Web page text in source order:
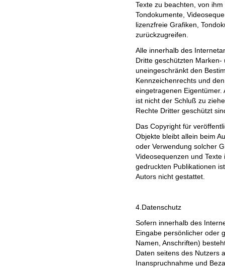
Texte zu beachten, von
Tondokumente,
lizenzfreie Grafiken,
zurückzugreifen.
Alle innerhalb des
Dritte geschützten
uneingeschränkt den
Kennzeichenrechts und
eingetragenen
ist nicht der Schluß zu
Rechte Dritter geschützt
Das Copyright für
Objekte bleibt allein beim
oder Verwendung solcher
Videosequenzen und
gedruckten Publikationen
Autors nicht gestattet.
4.Datenschutz
Sofern innerhalb des
Eingabe persönlicher oder
Namen, Anschriften)
Daten seitens des Nutzers
Inanspruchnahme und